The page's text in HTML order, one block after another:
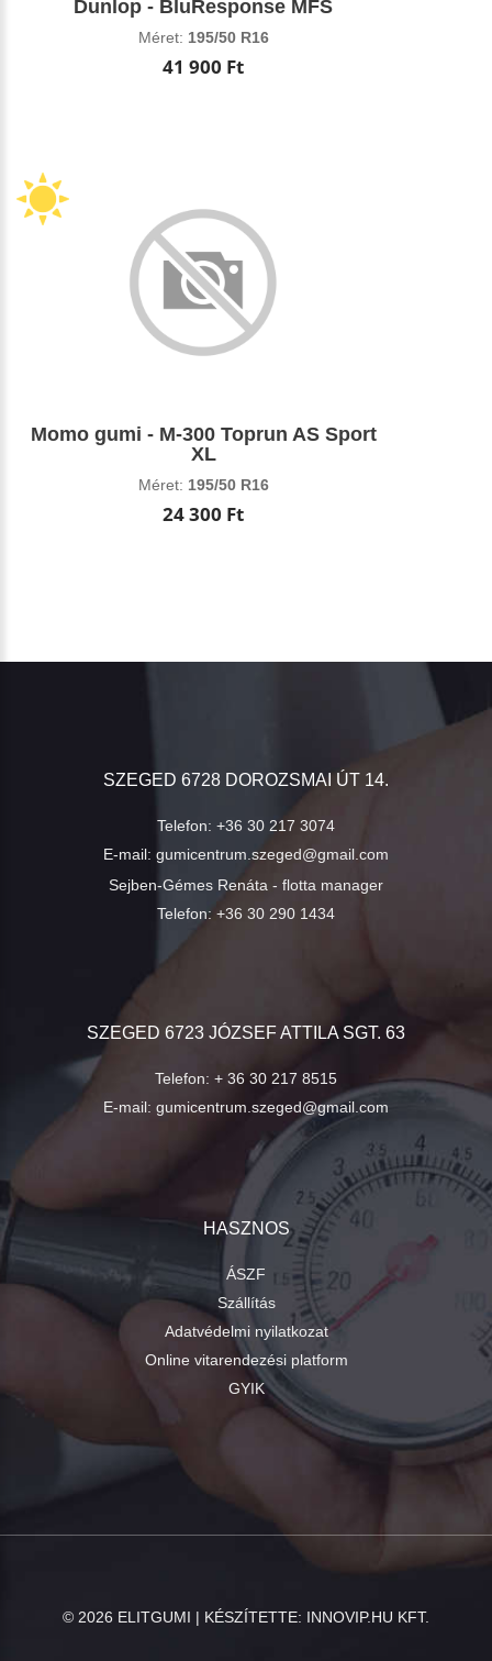
Dunlop - BluResponse MFS
Méret: 195/50 R16
41 900 Ft
Momo gumi - M-300 Toprun AS Sport
XL
Méret: 195/50 R16
24 300 Ft
SZEGED 6728 DOROZSMAI ÚT 14.
Telefon: +36 30 217 3074
E-mail: gumicentrum.szeged@gmail.com
Sejben-Gémes Renáta - flotta manager
Telefon: +36 30 290 1434
SZEGED 6723 JÓZSEF ATTILA SGT. 63
Telefon: + 36 30 217 8515
E-mail: gumicentrum.szeged@gmail.com
HASZNOS
ÁSZF
Szállítás
Adatvédelmi nyilatkozat
Online vitarendezési platform
GYIK
© 2026 ELITGUMI | KÉSZÍTETTE: INNOVIP.HU KFT.